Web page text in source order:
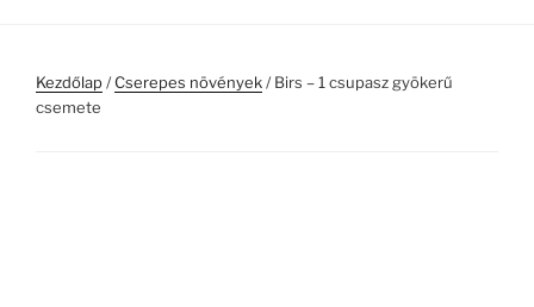
Kezdőlap/Cserepes növények/ Birs – 1 csupasz gyökerű
csemete